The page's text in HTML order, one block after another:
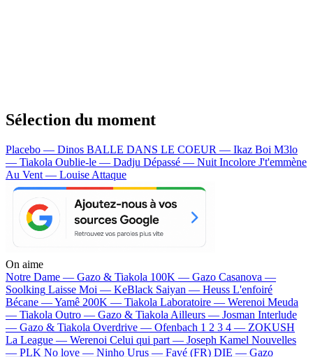
Sélection du moment
Placebo — Dinos BALLE DANS LE COEUR — Ikaz Boi M3lo
— Tiakola Oublie-le — Dadju Dépassé — Nuit Incolore J't'emmène
Au Vent — Louise Attaque
On aime
Notre Dame — Gazo & Tiakola 100K — Gazo Casanova —
Soolking Laisse Moi — KeBlack Saiyan — Heuss L'enfoiré
Bécane —Yamê 200K — Tiakola Laboratoire — Werenoi Meuda
— Tiakola Outro — Gazo & Tiakola Ailleurs — Josman Interlude
— Gazo & Tiakola Overdrive — Ofenbach 1 2 3 4 — ZOKUSH
La League — Werenoi Celui qui part — Joseph Kamel Nouvelles
— PLK No love — Ninho Urus — Favé (FR) DIE — Gazo